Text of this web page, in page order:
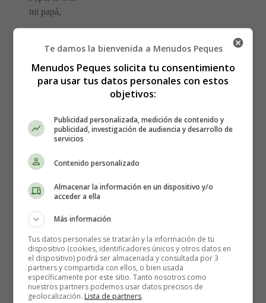
mi papá,
proteges y me
das felicidad
pues si yo te
mucho más.
Cuando vamos
los dos juntos
a la calle a pasear,
yo camino
muy contento
porque voy
con mi papá.
No me importa
ser pequeño
cuando tú a mi
Te damos la bienvenida a Menudos Peques
Menudos Peques solicita tu consentimiento
para usar tus datos personales con estos
objetivos:
Publicidad personalizada, medición de contenido y
publicidad, investigación de audiencia y desarrollo de
servicios
Contenido personalizado
Almacenar la información en un dispositivo y/o
acceder a ella
Más información
Tus datos personales se tratarán y la información de tu
dispositivo (cookies, identificadores únicos y otros datos en
el dispositivo) podrá ser almacenada y consultada por 3
partners y compartida con ellos, o bien usada
específicamente por este sitio. Tanto nosotros como
nuestros partners podemos usar datos precisos de
geolocalización. Lista de partners.